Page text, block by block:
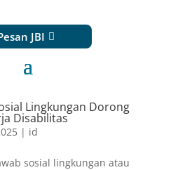
JBI
Lingkungan Dorong
Disabilitas
| id
sosial lingkungan atau